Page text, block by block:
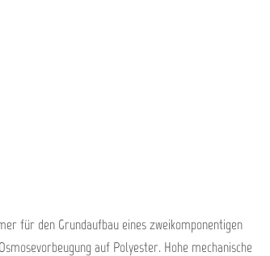
für den Grundaufbau eines zweikomponentigen
auf Polyester. Hohe mechanische